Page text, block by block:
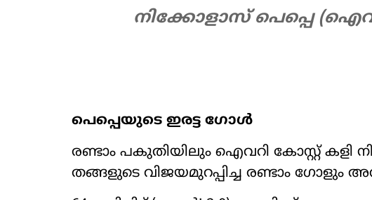
നിക്കോളാസ് പെപ്പെ
പെപ്പെയുടെ ഇരട്ട ഗോൾ
രണ്ടാം പകുതിയിലും ഐവറി കോസ്റ്റ് കളി
തങ്ങളുടെ വിജയമുറപ്പിച്ച രണ്ടാം ഗോളും